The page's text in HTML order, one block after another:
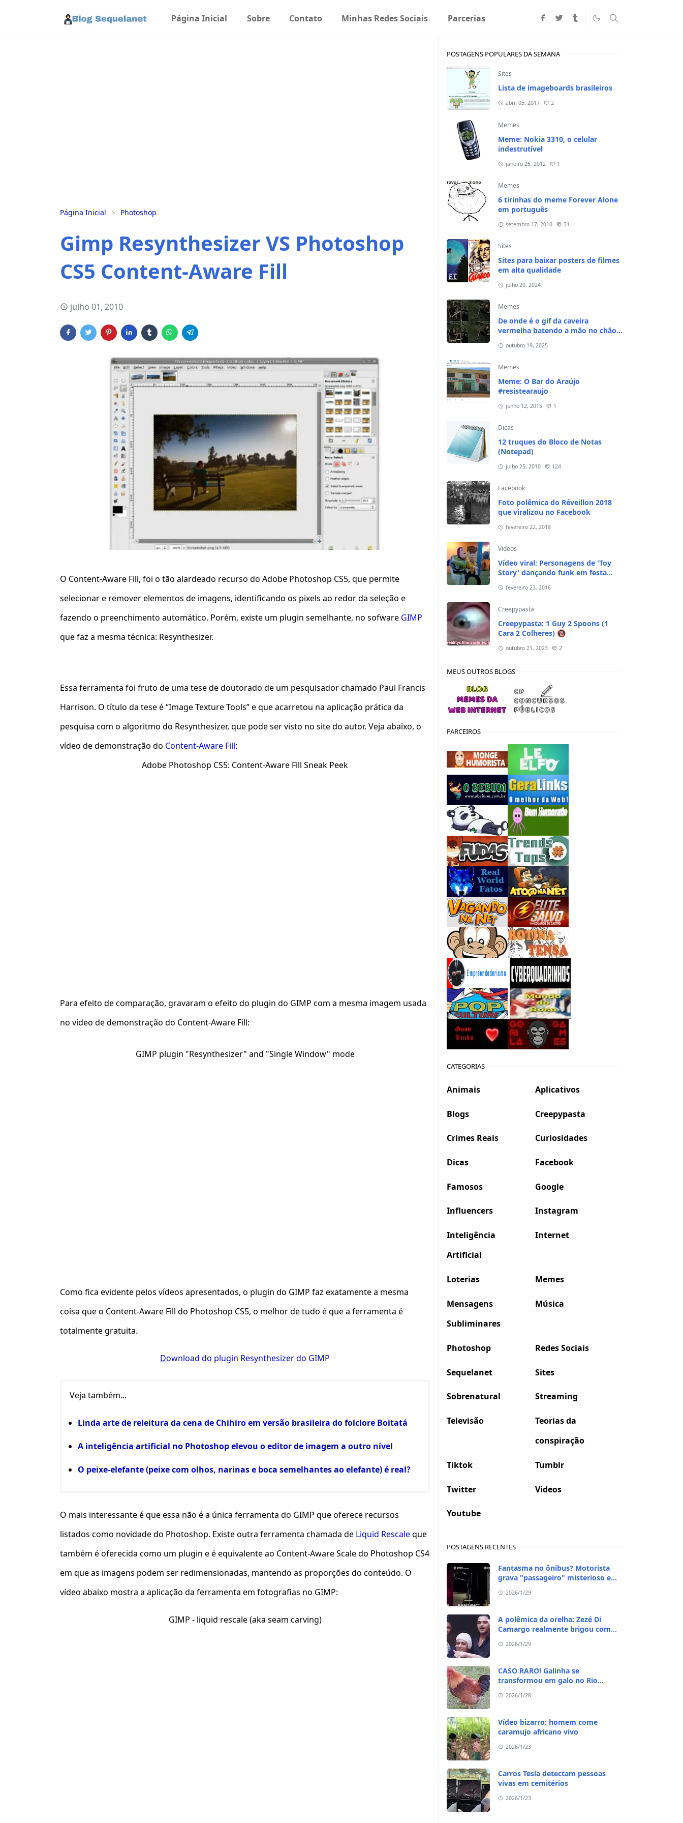
Página Inicial Sobre Contato Minhas Redes Sociais Parcerias
Página Inicial Photoshop
Gimp Resynthesizer VS Photoshop
CS5 Content-Aware Fill
julho 01, 2010
O Content-Aware Fill, foi o tão alardeado recurso do Adobe Photoshop CS5, que permite
selecionar e remover elementos de imagens, identificando os pixels ao redor da seleção e
fazendo o preenchimento automático. Porém, existe um plugin semelhante, no sofware GIMP
que faz a mesma técnica: Resynthesizer.
Essa ferramenta foi fruto de uma tese de doutorado de um pesquisador chamado Paul Francis
Harrison. O título da tese é “Image Texture Tools” e que acarretou na aplicação prática da
pesquisa com o algoritmo do Resynthesizer, que pode ser visto no site do autor. Veja abaixo, o
vídeo de demonstração do Content-Aware Fill:
Adobe Photoshop CS5: Content-Aware Fill Sneak Peek
Para efeito de comparação, gravaram o efeito do plugin do GIMP com a mesma imagem usada
no vídeo de demonstração do Content-Aware Fill:
GIMP plugin "Resynthesizer" and "Single Window" mode
Como fica evidente pelos vídeos apresentados, o plugin do GIMP faz exatamente a mesma
coisa que o Content-Aware Fill do Photoshop CS5, o melhor de tudo é que a ferramenta é
totalmente gratuita.
Download do plugin Resynthesizer do GIMP
Veja também...
Linda arte de releitura da cena de Chihiro em versão brasileira do folclore Boitatá
A inteligência artificial no Photoshop elevou o editor de imagem a outro nível
O peixe-elefante (peixe com olhos, narinas e boca semelhantes ao elefante) é real?
O mais interessante é que essa não é a única ferramenta do GIMP que oferece recursos
listados como novidade do Photoshop. Existe outra ferramenta chamada de Liquid Rescaleque
também é oferecida como um plugin e é equivalente ao Content-Aware Scale do Photoshop CS4
em que as imagens podem ser redimensionadas, mantendo as proporções do conteúdo. O
vídeo abaixo mostra a aplicação da ferramenta em fotografias no GIMP:
GIMP - liquid rescale (aka seam carving)
POSTAGENS POPULARES DA SEMANA
Sites
Lista de imageboards brasileiros
abril 05, 2017 2
Memes
Meme: Nokia 3310, o celular
indestrutível
janeiro 25, 2012 1
Memes
6 tirinhas do meme Forever Alone
em português
setembro 17, 2010 31
Sites
Sites para baixar posters de filmes
em alta qualidade
julho 20, 2024
Memes
De onde é o gif da caveira
vermelha batendo a mão no chão e
outubro 19, 2025
Memes
Meme: O Bar do Araújo
#resistearaujo
junho 12, 2015 1
Dicas
12 truques do Bloco de Notas
(Notepad)
julho 25, 2010 124
Facebook
Foto polêmica do Réveillon 2018
que viralizou no Facebook
fevereiro 22, 2018
Videos
Vídeo viral: Personagens de 'Toy
Story' dançando funk em festa
fevereiro 23, 2016
Creepypasta
Creepypasta: 1 Guy 2 Spoons (1
Cara 2 Colheres) 🔞
outubro 21, 2023 2
MEUS OUTROS BLOGS
PARCEIROS
CATEGORIAS
Animais Aplicativos
Blogs Creepypasta
Crimes Reais Curiosidades
Dicas Facebook
Famosos Google
Influencers Instagram
Inteligência
Artificial
Internet
Loterias Memes
Mensagens
Subliminares
Música
Photoshop Redes Sociais
Sequelanet Sites
Sobrenatural Streaming
Televisão
Teorias da
conspiração
Tiktok Tumblr
Twitter Videos
Youtube
POSTAGENS RECENTES
Fantasma no ônibus? Motorista
grava "passageiro" misterioso em
2026/1/29
A polêmica da orelha: Zezé Di
Camargo realmente brigou com
irmão?
2026/1/29
CASO RARO! Galinha se
transformou em galo no Rio
2026/1/28
Vídeo bizarro: homem come
caramujo africano vivo
2026/1/23
Carros Tesla detectam pessoas
vivas em cemitérios
2026/1/23